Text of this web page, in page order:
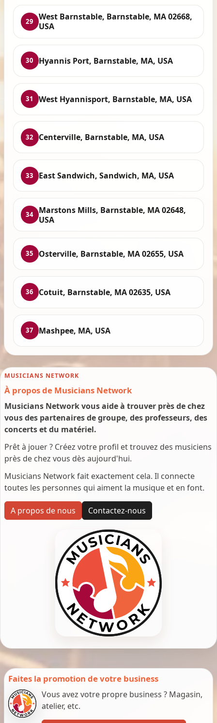
29
West Barnstable, Barnstable, MA 02668,
USA
30 Hyannis Port, Barnstable, MA, USA
31 West Hyannisport, Barnstable, MA, USA
32 Centerville, Barnstable, MA, USA
33 East Sandwich, Sandwich, MA, USA
34 Marstons Mills, Barnstable, MA 02648,
USA
35 Osterville, Barnstable, MA 02655, USA
36 Cotuit, Barnstable, MA 02635, USA
37 Mashpee, MA, USA
MUSICIANS NETWORK
À propos de Musicians Network
Musicians Network vous aide à trouver près de chez
vous des partenaires de groupe, des professeurs, des
concerts et du matériel.
Prêt à jouer ? Créez votre profil et trouvez des musiciens
près de chez vous dès aujourd'hui.
Musicians Network fait exactement cela. Il connecte
toutes les personnes qui aiment la musique et en font.
A propos de nous Contactez-nous
Faites la promotion de votre business
Vous avez votre propre business ? Magasin,
atelier, etc.